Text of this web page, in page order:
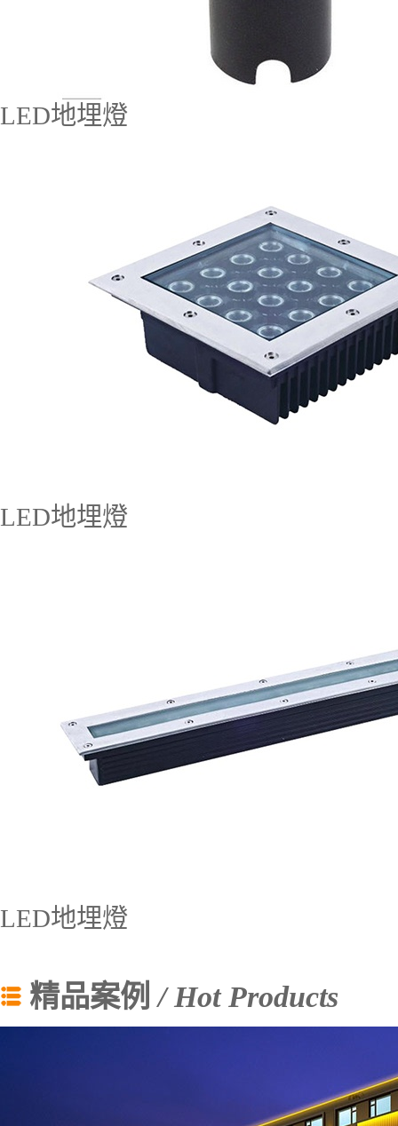
LED地埋燈
LED地埋燈
LED地埋燈
精品案例/ Hot Products